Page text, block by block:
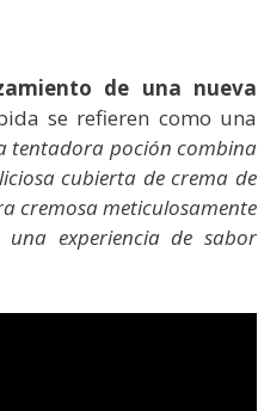
de una nueva
se refieren como una
tentadora poción combina
cubierta de crema de
cremosa meticulosamente
experiencia de sabor